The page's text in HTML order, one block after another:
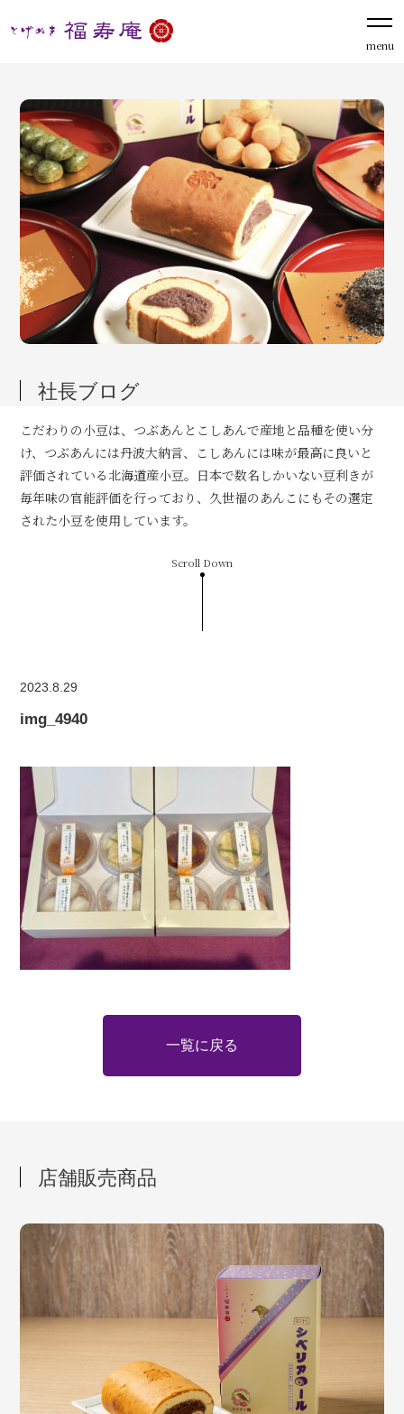
menu
社長ブログ
こだわりの小豆は、つぶあんとこしあんで産地と品種を使い分
け、つぶあんには丹波大納言、こしあんには味が最高に良いと
評価されている北海道産小豆。日本で数名しかいない豆利きが
毎年味の官能評価を行っており、久世福のあんこにもその選定
された小豆を使用しています。
Scroll Down
2023.8.29
img_4940
一覧に戻る
店舗販売商品